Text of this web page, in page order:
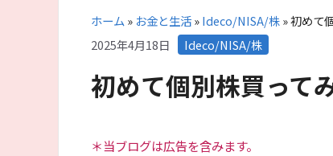
ホーム» お金と生活»Ideco/NISA/株»初めて
2025年4月18日 カ
テ
ゴ
リ
Ideco/NISA/株
初めて個別株買って
＊当ブログは広告を含みます。